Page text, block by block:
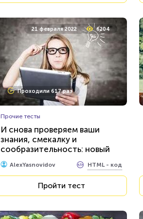
21 февраля 2022 6204
Проходили 617 раз
Прочие тесты
И снова проверяем ваши
знания, смекалку и
сообразительность: новый
тест для эрудитов...
AlexYasnovidov HTML - код
Пройти тест